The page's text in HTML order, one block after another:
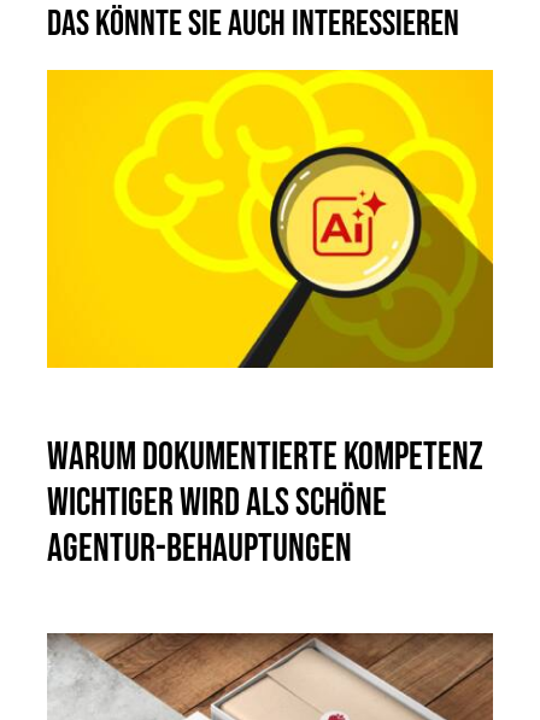
Das könnte Sie auch interessieren
Warum dokumentierte Kompetenz
wichtiger wird als schöne
Agentur-Behauptungen